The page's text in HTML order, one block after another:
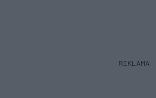
REKLAMA